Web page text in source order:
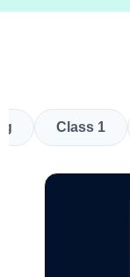
Class 1